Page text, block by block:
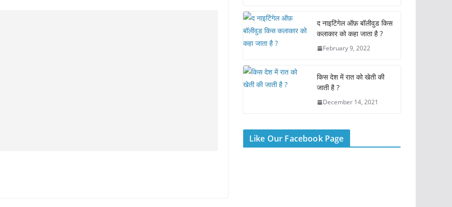
o
k
p
द नाइटिंगेल ऑफ़ बॉलीवुड किस
कलाकार को कहा जाता है ?
February 9, 2022
किस देश में रात को खेती की
जाती है ?
December 14, 2021
Like Our Facebook Page